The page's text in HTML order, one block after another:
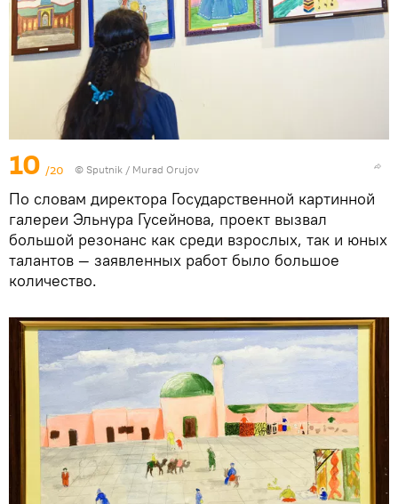
10 /20 © Sputnik / Murad Orujov
По словам директора Государственной картинной
галереи Эльнура Гусейнова, проект вызвал
большой резонанс как среди взрослых, так и юных
талантов — заявленных работ было большое
количество.